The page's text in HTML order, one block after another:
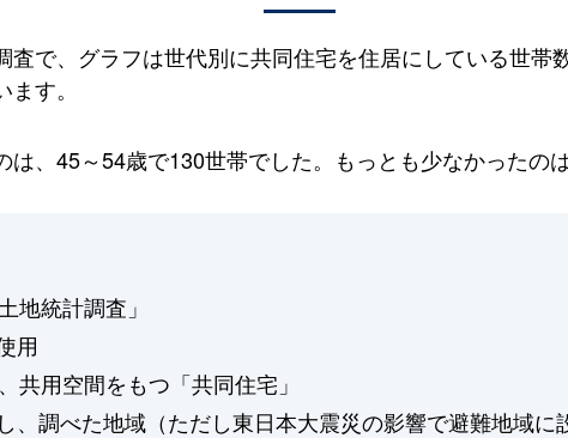
で、グラフは世代別に共同住宅を住居にしている世帯
す。
、45～54歳で130世帯でした。もっとも少なかったの
地統計調査」
用
共用空間をもつ「共同住宅」
、調べた地域（ただし東日本大震災の影響で避難地域に